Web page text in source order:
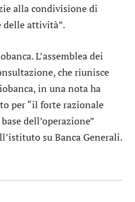
alla condivisione di
delle attività”.
. L’assemblea dei
che riunisce
in una nota ha
per “il forte razionale
dell’operazione”
suBanca Generali.